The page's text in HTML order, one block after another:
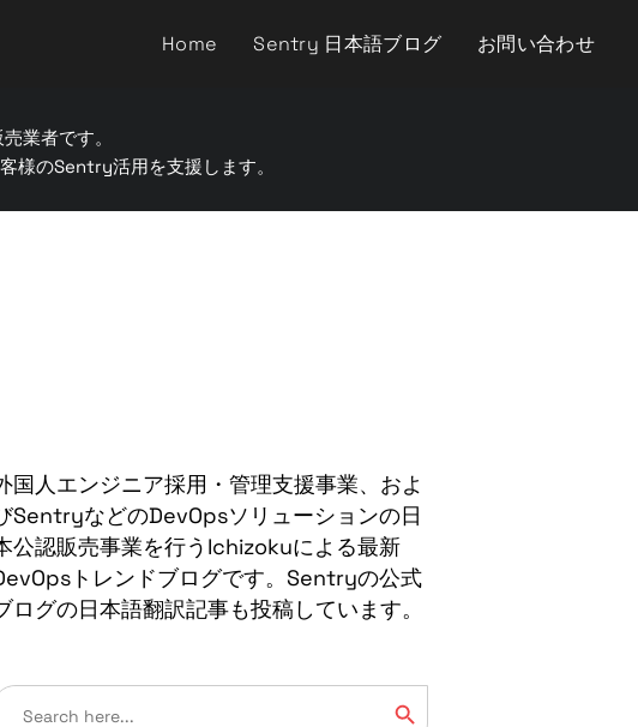
Home Sentry 日本語ブログ お問い合わせ
業者です。
様のSentry活用を支援します。
国人エンジニア採用・管理支援事業、およ
SentryなどのDevOpsソリューションの日
公認販売事業を行うIchizokuによる最新
トレンドブログです。Sentryの公式
ログの日本語翻訳記事も投稿しています。
Search Button